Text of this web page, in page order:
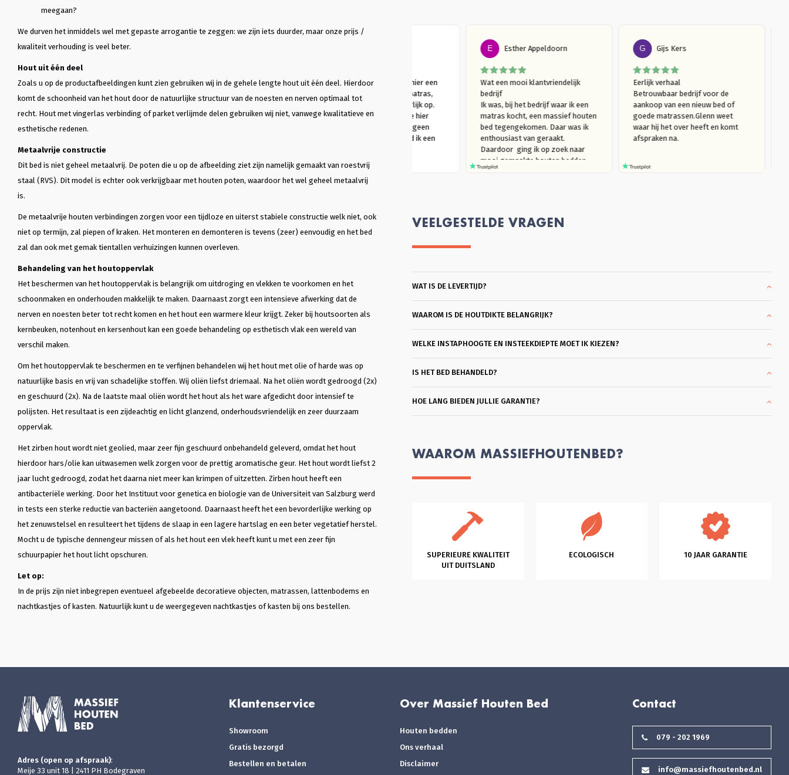
meegaan?
We durven het inmiddels wel met gepaste arrogantie te zeggen: we zijn iets duurder, maar onze prijs /
kwaliteit verhouding is veel beter.
Hout uit één deel
Zoals u op de productafbeeldingen kunt zien gebruiken wij in de gehele lengte hout uit één deel. Hierdoor
komt de schoonheid van het hout door de natuurlijke structuur van de noesten en nerven optimaal tot
recht. Hout met vingerlas verbinding of parket verlijmde delen gebruiken wij niet, vanwege kwalitatieve en
esthetische redenen.
Metaalvrije constructie
Dit bed is niet geheel metaalvrij. De poten die u op de afbeelding ziet zijn namelijk gemaakt van roestvrij
staal (RVS). Dit model is echter ook verkrijgbaar met houten poten, waardoor het wel geheel metaalvrij
is.
De metaalvrije houten verbindingen zorgen voor een tijdloze en uiterst stabiele constructie welk niet, ook
niet op termijn, zal piepen of kraken. Het monteren en demonteren is tevens (zeer) eenvoudig en het bed
zal dan ook met gemak tientallen verhuizingen kunnen overleven.
Behandeling van het houtoppervlak
Het beschermen van het houtoppervlak is belangrijk om uitdroging en vlekken te voorkomen en het
schoonmaken en onderhouden makkelijk te maken. Daarnaast zorgt een intensieve afwerking dat de
nerven en noesten beter tot recht komen en het hout een warmere kleur krijgt. Zeker bij houtsoorten als
kernbeuken, notenhout en kersenhout kan een goede behandeling op esthetisch vlak een wereld van
verschil maken.
Om het houtoppervlak te beschermen en te verfijnen behandelen wij het hout met olie of harde was op
natuurlijke basis en vrij van schadelijke stoffen. Wij oliën liefst driemaal. Na het oliën wordt gedroogd (2x)
en geschuurd (2x). Na de laatste maal oliën wordt het hout als het ware afgedicht door intensief te
polijsten. Het resultaat is een zijdeachtig en licht glanzend, onderhoudsvriendelijk en zeer duurzaam
oppervlak.
Het zirben hout wordt niet geolied, maar zeer fijn geschuurd onbehandeld geleverd, omdat het hout
hierdoor hars/olie kan uitwasemen welk zorgen voor de prettig aromatische geur. Het hout wordt liefst 2
jaar lucht gedroogd, zodat het daarna niet meer kan krimpen of uitzetten. Zirben hout heeft een
antibacteriële werking. Door het Instituut voor genetica en biologie van de Universiteit van Salzburg werd
in tests een sterke reductie van bacteriën aangetoond. Daarnaast heeft het een bevorderlijke werking op
het zenuwstelsel en resulteert het tijdens de slaap in een lagere hartslag en een beter vegetatief herstel.
Mocht u de typische dennengeur missen of als het hout een vlek heeft kunt u met een zeer fijn
schuurpapier het hout licht opschuren.
Let op:
In de prijs zijn niet inbegrepen eventueel afgebeelde decoratieve objecten, matrassen, lattenbodems en
nachtkastjes of kasten. Natuurlijk kunt u de weergegeven nachtkastjes of kasten bij ons bestellen.
J Joost Boermans
Een absolute aanrader!
Een absolute aanrader!Zeer goede
ook belangrijk een prachtig en
zeer kwalitatief product! Denkt
flexibel!
2 jaar geleden hier mijn bed
gekocht…
gekocht met matras. Ik wilde
steeds erg blij mee. Vanuit een
milieubewust idee voor deze
onderneming gekozen. Ik had voor
informatie die je nodig hebt op.
Meer dan 2 jaar geleden hier een
Lienz bed gekocht met matras,
slaap er nog steeds heerlijk op.
Vanuit een duurzaam idee hier
terecht gekomen. Dat er geen
metaal zit in het bed, vind ik een
E Esther Appeldoorn
Wat een mooi klantvriendelijk
Ik was, bij het bedrijf waar ik een
matras kocht, een massief houten
bed tegengekomen. Daar was ik
enthousiast van geraakt.
Daardoor  ging ik op zoek naar
mooi gemaakte houten bedden
model van mijn interesse en het
hout te ervaren. Ik trof een heel
meedenkt. Ook in de overleggen
plezierig en klantvriendelijk. Ik kon
slagen met een heel mooi bed
Bergen. Bodems ook gekocht die
konden worden omdat ik al een
vriendelijkheid en klantgerichtheid,
eentje die ik zelden tegenkom.
G Gijs Kers
Eerlijk verhaal
Betrouwbaar bedrijf voor de
aankoop van een nieuw bed of
goede matrassen.Glenn weet
waar hij het over heeft en komt
afspraken na.
VEELGESTELDE VRAGEN
WAT IS DE LEVERTIJD?
WAAROM IS DE HOUTDIKTE BELANGRIJK?
WELKE INSTAPHOOGTE EN INSTEEKDIEPTE MOET IK KIEZEN?
IS HET BED BEHANDELD?
HOE LANG BIEDEN JULLIE GARANTIE?
WAAROM MASSIEFHOUTENBED?
SUPERIEURE KWALITEIT
UIT DUITSLAND
ECOLOGISCH 10 JAAR GARANTIE
Adres (open op afspraak):
Meije 33 unit 18 | 2411 PH Bodegraven
Klantenservice
Showroom
Gratis bezorgd
Bestellen en betalen
Over Massief Houten Bed
Houten bedden
Ons verhaal
Disclaimer
Contact
079 - 202 1969
info@massiefhoutenbed.nl